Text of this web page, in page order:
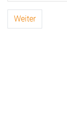
Weiter